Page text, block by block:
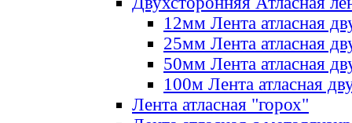
12мм Лента атласная
25мм Лента атласная
50мм Лента атласная
100м Лента атласная
Лента атласная "горох"